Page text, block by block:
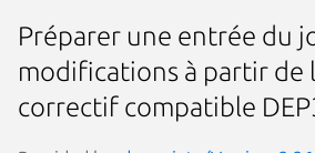
Préparer une entrée du
modifications à partir de
correctif compatible